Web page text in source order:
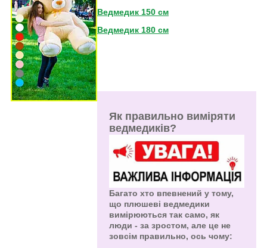
Ведмедик 150 см
Ведмедик 180 см
Як правильно виміряти
ведмедиків?
Багато хто впевнений у тому,
що плюшеві ведмедики
вимірюються так само, як
люди - за зростом, але це не
зовсім правильно, ось чому: